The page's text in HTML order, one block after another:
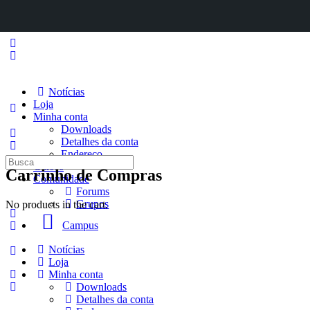
Notícias
Loja
Minha conta
Downloads
Detalhes da conta
Endereço
Cursos
Comunidade
Forums
Grupos
Campus
Carrinho de Compras
No products in the cart.
Procurar
por:
Notícias
Loja
Minha conta
Downloads
Detalhes da conta